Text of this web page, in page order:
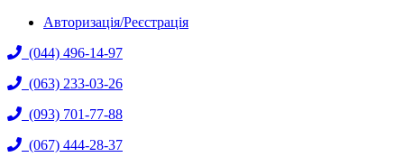
Авторизація/Реєстрація
(044) 496-14-97
(063) 233-03-26
(093) 701-77-88
(067) 444-28-37